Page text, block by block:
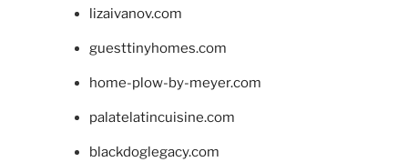
lizaivanov.com
guesttinyhomes.com
home-plow-by-meyer.com
palatelatincuisine.com
blackdoglegacy.com